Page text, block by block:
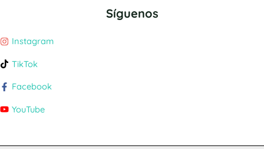
Síguenos
Instagram
TikTok
Facebook
YouTube